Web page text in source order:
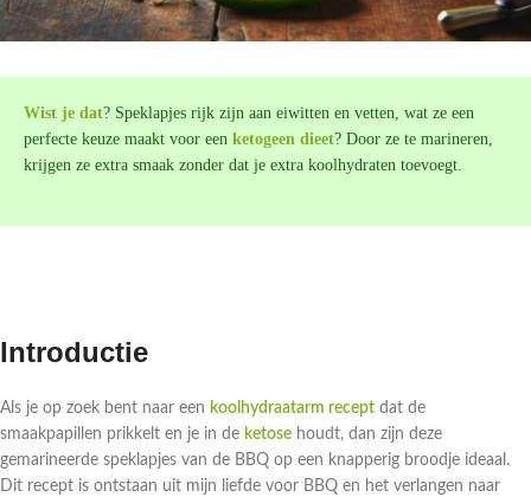
Wist je dat? Speklapjes rijk zijn aan eiwitten en vetten, wat ze een
perfecte keuze maakt voor een ketogeen dieet? Door ze te marineren,
krijgen ze extra smaak zonder dat je extra koolhydraten toevoegt.
Introductie
Als je op zoek bent naar een koolhydraatarm recept dat de
smaakpapillen prikkelt en je in de ketose houdt, dan zijn deze
gemarineerde speklapjes van de BBQ op een knapperig broodje ideaal.
Dit recept is ontstaan uit mijn liefde voor BBQ en het verlangen naar